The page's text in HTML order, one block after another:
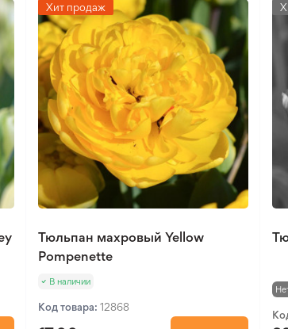
Хит продаж
Тюльпан махровый Yellow
Pompenette
В наличии
Код товара:12868